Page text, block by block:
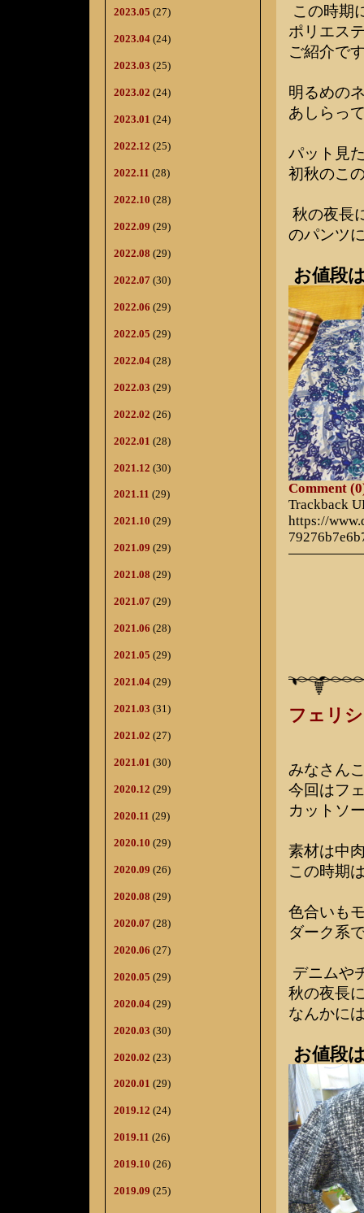
2023.05 (27)
2023.04 (24)
2023.03 (25)
2023.02 (24)
2023.01 (24)
2022.12 (25)
2022.11 (28)
2022.10 (28)
2022.09 (29)
2022.08 (29)
2022.07 (30)
2022.06 (29)
2022.05 (29)
2022.04 (28)
2022.03 (29)
2022.02 (26)
2022.01 (28)
2021.12 (30)
2021.11 (29)
2021.10 (29)
2021.09 (29)
2021.08 (29)
2021.07 (29)
2021.06 (28)
2021.05 (29)
2021.04 (29)
2021.03 (31)
2021.02 (27)
2021.01 (30)
2020.12 (29)
2020.11 (29)
2020.10 (29)
2020.09 (26)
2020.08 (29)
2020.07 (28)
2020.06 (27)
2020.05 (29)
2020.04 (29)
2020.03 (30)
2020.02 (23)
2020.01 (29)
2019.12 (24)
2019.11 (26)
2019.10 (26)
2019.09 (25)
この時期
ポリエス
ご紹介で
明るめの
あしらっ
パット見
初秋のこ
秋の夜長
のパンツ
お値段
Comment
Trackback
https://
フェリ
みなさん
今回はフ
カットソ
素材は中
この時期
色合いも
ダーク系
デニムや
秋の夜長
なんかに
お値段